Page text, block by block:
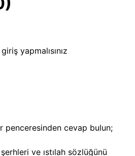
yapmalısınız
penceresinden cevap bulun;
ve ıstılah sözlüğünü